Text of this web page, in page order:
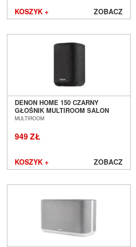
KOSZYK + ZOBACZ
DENON HOME 150 CZARNY
GŁOŚNIK MULTIROOM SALON
POZNAŃ WROCŁAW --- DOSTĘPNY
MULTIROOM
949 ZŁ
KOSZYK + ZOBACZ